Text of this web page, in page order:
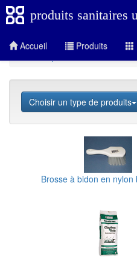
produits sanitaires
Accueil Produits
Choisir un type de produits
Brosse à bidon en nylon